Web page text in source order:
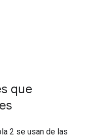
que
2 se usan de las